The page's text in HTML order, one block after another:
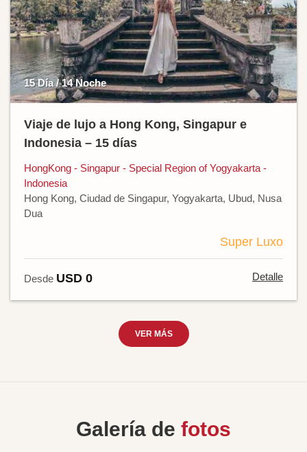
15 Día / 14 Noche
Viaje de lujo a Hong Kong, Singapur e
Indonesia – 15 días
HongKong - Singapur - Special Region of Yogyakarta -
Indonesia
Hong Kong, Ciudad de Singapur, Yogyakarta, Ubud, Nusa
Dua
Super Luxo
Desde USD 0 Detalle
VER MÁS
Galería de fotos